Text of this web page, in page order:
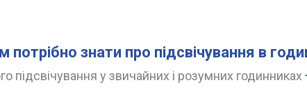
знати про підсвічування в
підсвічування у звичайних і розумних годинниках